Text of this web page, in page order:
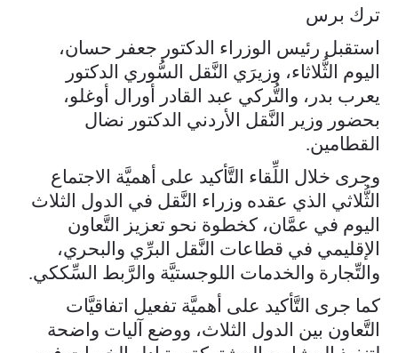
ترك برس
استقبل رئيس الوزراء الدكتور جعفر حسان،
اليوم الثُّلاثاء، وزيرَي النَّقل السُّوري الدكتور
يعرب بدر، والتُّركي عبد القادر أورال أوغلو،
بحضور وزير النَّقل الأردني الدكتور نضال
القطامين.
وجرى خلال اللِّقاء التَّأكيد على أهميَّة الاجتماع
الثُّلاثي الذي عقده وزراء النَّقل في الدول الثلاث
اليوم في عمَّان، كخطوة نحو تعزيز التَّعاون
الإقليمي في قطاعات النَّقل البرِّي والبحري،
والتِّجارة والخدمات اللوجستيَّة والرَّبط السِّككي.
كما جرى التَّأكيد على أهميَّة تفعيل اتفاقيَّات
التَّعاون بين الدول الثلاث، ووضع آليات واضحة